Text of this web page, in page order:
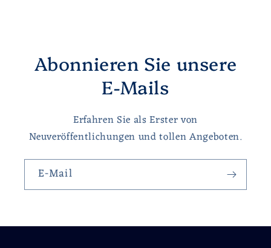
Abonnieren Sie unsere
E-Mails
Erfahren Sie als Erster von
Neuveröffentlichungen und tollen Angeboten.
E-Mail